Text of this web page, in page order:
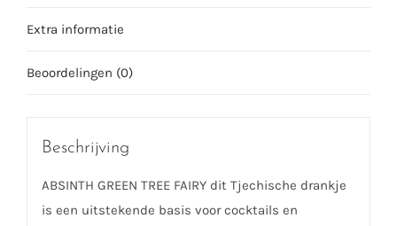
Extra informatie
Beoordelingen (0)
Beschrijving
ABSINTH GREEN TREE FAIRY dit Tjechische drankje
is een uitstekende basis voor cocktails en